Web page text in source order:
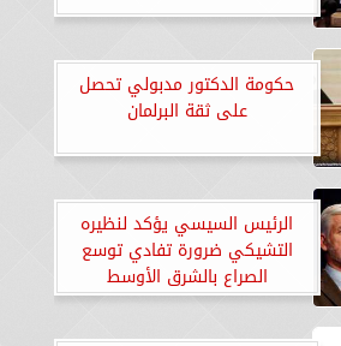
حكومة الدكتور مدبولي تحصل
على ثقة البرلمان
الرئيس السيسي يؤكد لنظيره
التشيكي ضرورة تفادي توسع
الصراع بالشرق الأوسط